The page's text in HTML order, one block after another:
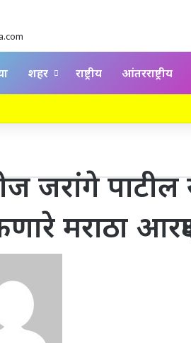
शहर राष्ट्रीय आंतरराष्ट्रीय
जरांगे पाटील
मराठा